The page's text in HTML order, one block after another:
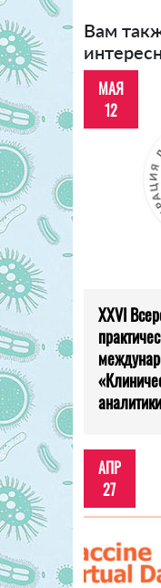
Вам
МАЯ
12
XXVI
АПР
27